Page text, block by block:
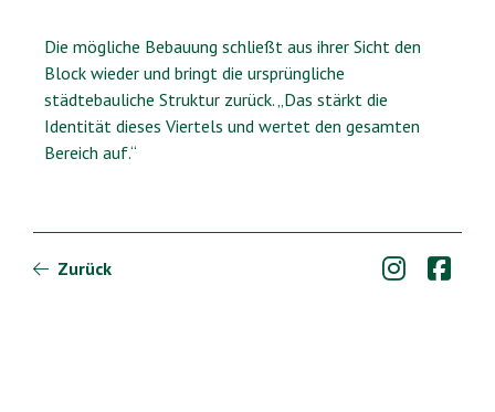
Die mögliche Bebauung schließt aus ihrer Sicht den
Block wieder und bringt die ursprüngliche
städtebauliche Struktur zurück. „Das stärkt die
Identität dieses Viertels und wertet den gesamten
Bereich auf.“
 Zurück  